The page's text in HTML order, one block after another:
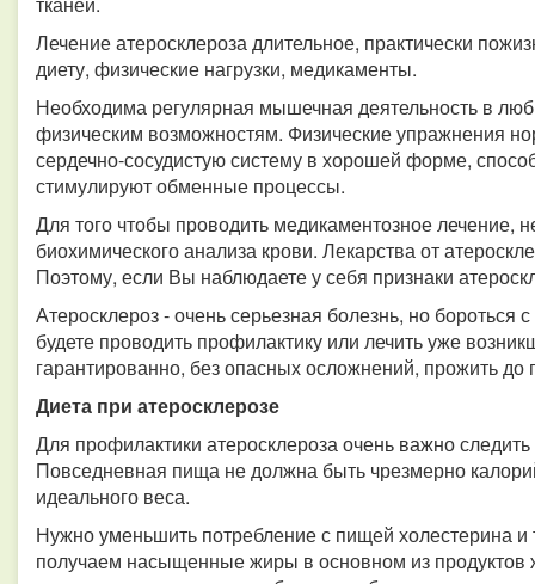
Лечение атеросклероза длительное, практически
диету, физические нагрузки, медикаменты.
Необходима регулярная мышечная деятельность в
физическим возможностям. Физические упражнения
сердечно-сосудистую систему в хорошей форме,
стимулируют обменные процессы.
Для того чтобы проводить медикаментозное лечение,
биохимического анализа крови. Лекарства от
Поэтому, если Вы наблюдаете у себя признаки
Атеросклероз - очень серьезная болезнь, но
будете проводить профилактику или лечить уже
гарантированно, без опасных осложнений, прожить до
Диета при атеросклерозе
Для профилактики атеросклероза очень важно
Повседневная пища не должна быть чрезмерно
идеального веса.
Нужно уменьшить потребление с пищей
получаем насыщенные жиры в основном из продуктов